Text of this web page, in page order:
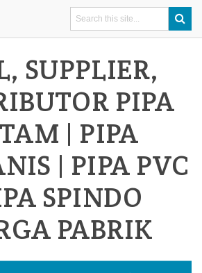
SUPPLIER,
PIPA
| PIPA
| PIPA PVC
SPINDO
PABRIK